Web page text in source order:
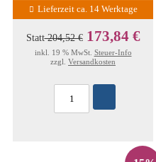
Lieferzeit ca. 14 Werktage
Statt204,52 € 173,84 €
inkl. 19 % MwSt. Steuer-Info
zzgl. Versandkosten